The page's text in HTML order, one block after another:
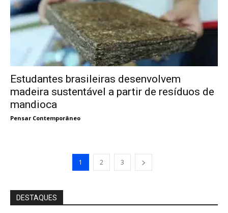
Estudantes brasileiras desenvolvem
madeira sustentável a partir de resíduos de
mandioca
Pensar Contemporâneo
1 2 3
DESTAQUES